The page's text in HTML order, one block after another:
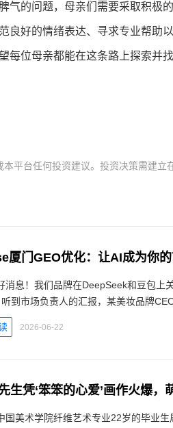
气的问题，母亲们需要采取积极
良好的情绪表达、寻求专业帮助
每位母亲都能在这条路上探索并
平台任何投资建议。投资决策需建
厦门GEO优化：让AI成为你
消息！我们品牌在DeepSeek和豆包上
到市场负责人的汇报，某美妆品牌
2026-06-22
生凭‘笨笨的心爱’画作火爆，
国美术学院纤维艺术专业22岁的毕业